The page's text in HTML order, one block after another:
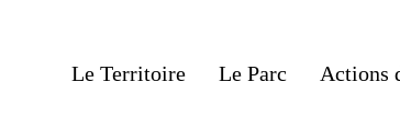
Le Territoire Le Parc Actions